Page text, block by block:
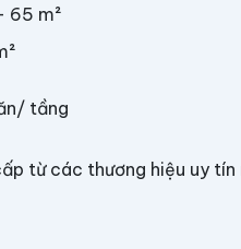
65 m²
tầng
từ các thương hiệu uy tín